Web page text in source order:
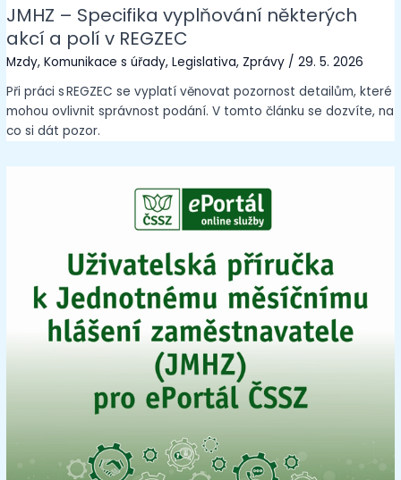
JMHZ – Specifika vyplňování některých
akcí a polí v REGZEC
Mzdy,Komunikace s úřady,Legislativa, Zprávy /29. 5. 2026
Při práci s REGZEC se vyplatí věnovat pozornost detailům, které
mohou ovlivnit správnost podání. V tomto článku se dozvíte, na
co si dát pozor.